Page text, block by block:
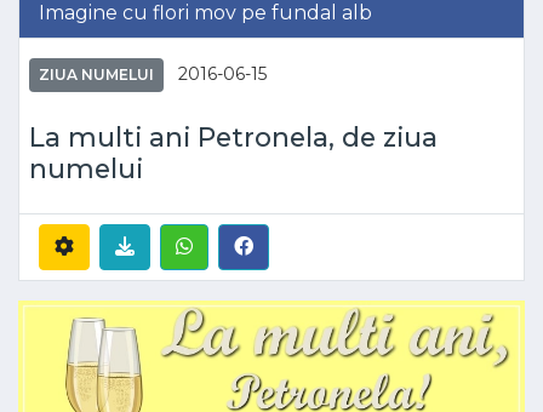
Imagine cu flori mov pe fundal alb
ZIUA NUMELUI 2016-06-15
La multi ani Petronela, de ziua
numelui